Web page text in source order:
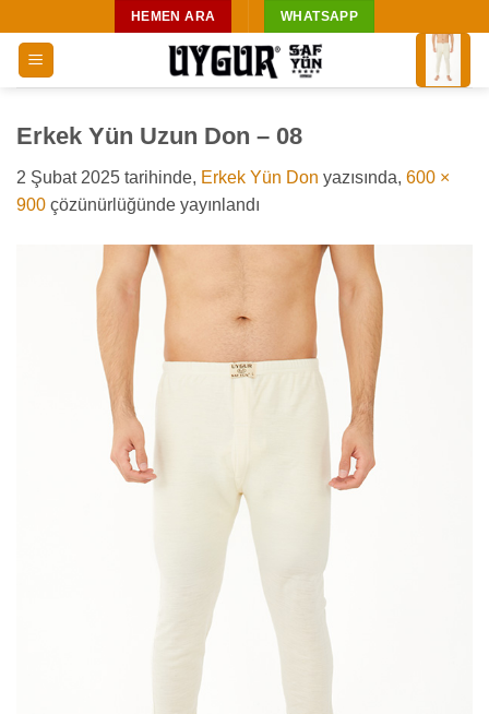
atla
HEMEN ARA WHATSAPP
Erkek Yün Uzun Don – 08
2 Şubat 2025 tarihinde, Erkek Yün Don yazısında, 600 ×
900 çözünürlüğünde yayınlandı